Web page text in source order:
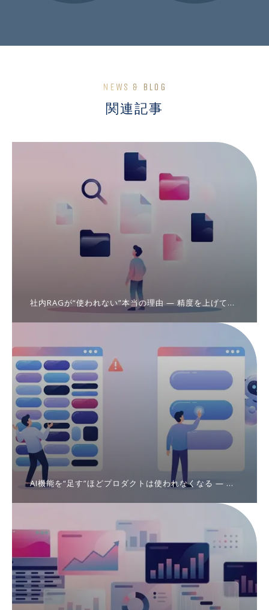
NEWS & BLOG
関連記事
社内RAGが“使われない”本当の理由 ― 精度を上げても
AI機能を“足す”ほどプロダクトは使われなくなる ― 機